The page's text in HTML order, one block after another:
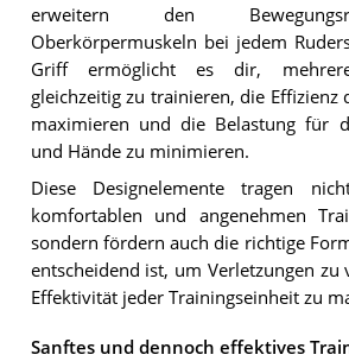
erweitern den
Oberkörpermuskeln bei jedem
Griff ermöglicht es dir, mehrere
gleichzeitig zu trainieren, die Effizienz
maximieren und die Belastung für
und Hände zu minimieren.
Diese Designelemente tragen
komfortablen und angenehmen
sondern fördern auch die richtige
entscheidend ist, um Verletzungen
Effektivität jeder Trainingseinheit zu
Sanftes und dennoch effektives